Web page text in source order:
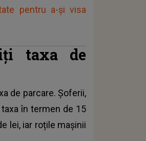
pentru a-și visa
taxa de
de parcare. Șoferii,
în termen de 15
lei, iar roțile mașinii